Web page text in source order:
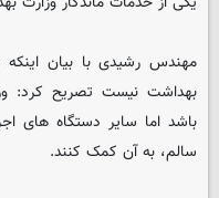
مهندس رشیدی با بیان
بهداشت نیست تصریح کرد:
باشد اما سایر دستگاه های
سالم، به آن کمک کنند.